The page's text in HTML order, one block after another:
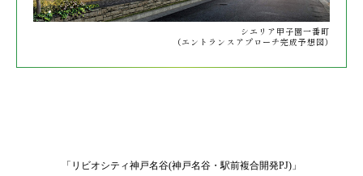
シエリア甲子園一番町
（エントランスアプローチ完成予想図）
「リビオシティ神戸名谷(神戸名谷・駅前複合開発PJ)」